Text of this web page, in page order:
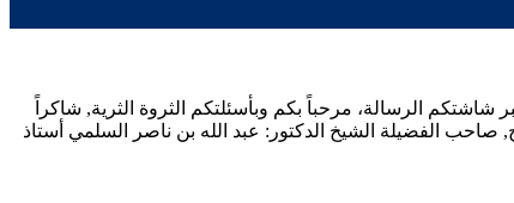
الرسالة، مرحباً بكم وبأسئلتكم الثروة الثرية, شاكراً
صاحب الفضيلة الشيخ الدكتور: عبد الله بن ناصر السلمي أستاذ